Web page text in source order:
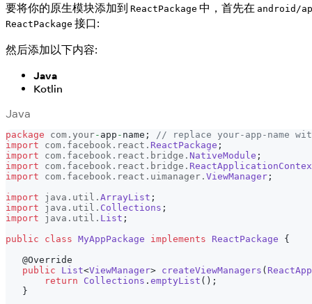
要将你的原生模块添加到 ReactPackage 中，首先在 android/
ReactPackage 接口:
然后添加以下内容:
Java
Kotlin
Java
package com . your- app - name ;
// replace your-app-name
import
com . facebook . react . ReactPackage ;
import
com . facebook . react . bridge . NativeModule ;
import
com . facebook . react . bridge .
import
com . facebook . react . uimanager . ViewManager ;
import
java . util . ArrayList ;
import
java . util . Collections ;
import
java . util . List ;
public
class MyAppPackage implements ReactPackage
{
@Override
public
List<ViewManager> createViewManagers (
return
Collections . emptyList ( ) ;
}